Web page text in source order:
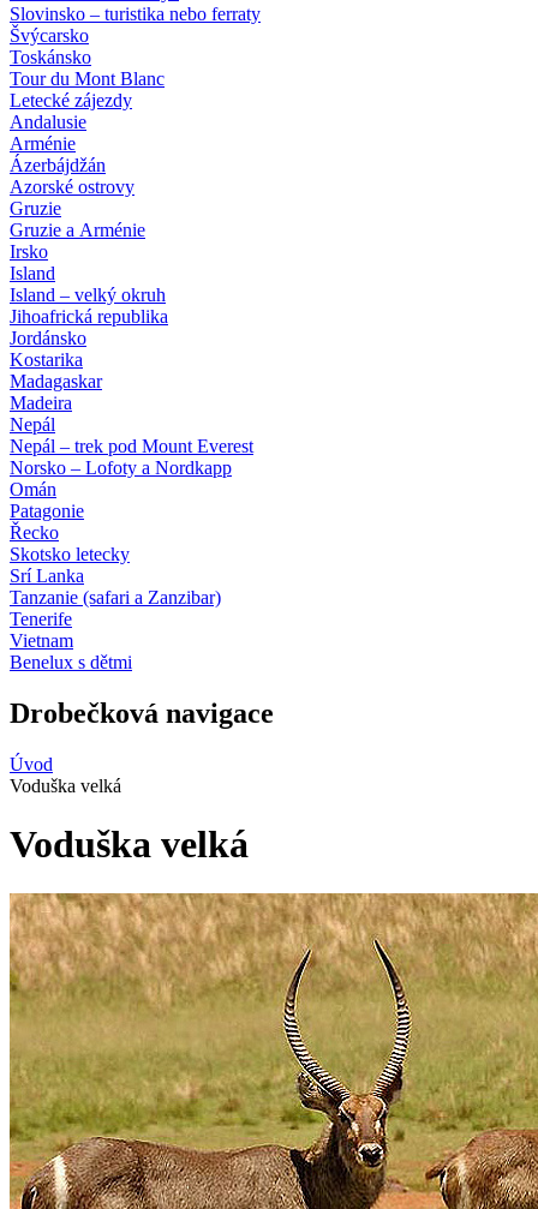
Slovinsko – turistika nebo ferraty
Švýcarsko
Toskánsko
Tour du Mont Blanc
Letecké zájezdy
Andalusie
Arménie
Ázerbájdžán
Azorské ostrovy
Gruzie
Gruzie a Arménie
Irsko
Island
Island – velký okruh
Jihoafrická republika
Jordánsko
Kostarika
Madagaskar
Madeira
Nepál
Nepál – trek pod Mount Everest
Norsko – Lofoty a Nordkapp
Omán
Patagonie
Řecko
Skotsko letecky
Srí Lanka
Tanzanie (safari a Zanzibar)
Tenerife
Vietnam
Benelux s dětmi
Drobečková navigace
Úvod
Voduška velká
Voduška velká